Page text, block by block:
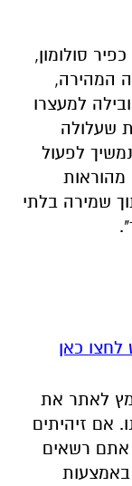
סולומון,
המהירה,
למעצרו
שעלולה
לפעול
מהוראות
שמירה בלתי
כאן
לאתר את
אם זיהיתים
אתם רשאים
באמצעות